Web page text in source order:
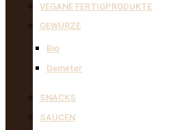
VEGANE FERTIGPRODUKTE
GEWÜRZE
Bio
Demeter
SNACKS
SAUCEN